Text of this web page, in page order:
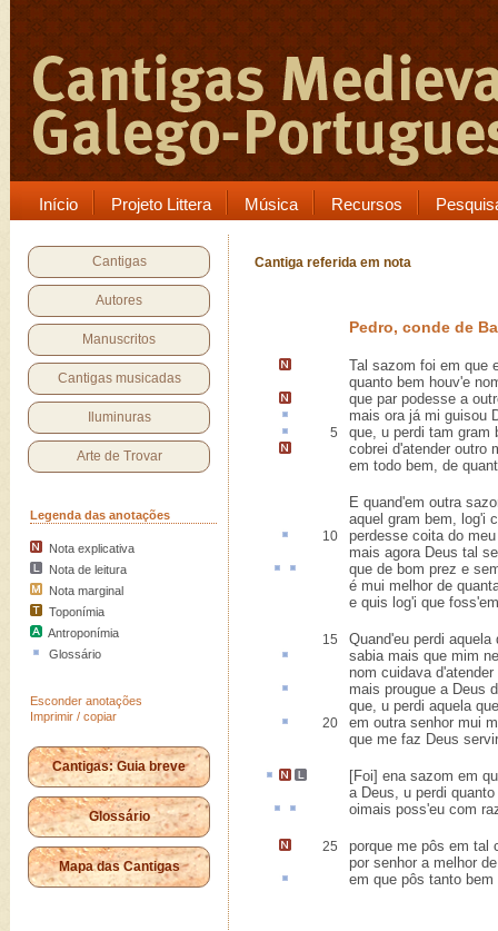
Início Projeto Littera Música Recursos
Cantigas
Autores
Manuscritos
Cantigas musicadas
Iluminuras
Arte de Trovar
Legenda das anotações
Nota explicativa
Nota de leitura
Nota marginal
Toponímia
Antroponímia
Glossário
Esconder anotações
Imprimir / copiar
Cantigas: Guia breve
Glossário
Mapa das Cantigas
Cantiga referida em nota
Pedro, conde de
Tal sazom foi em que
quanto bem houv'e
que par podesse a
mais ora já mi guisou
5 que, u perdi tam gram
cobrei d'atender outro
em todo bem, de
E quand'em outra
aquel gram bem, log'i
10 perdesse coitado meu
mais agora Deus tal
que de bom prez e
é mui melhor de
e quis log'i que
15
Quand'eu perdi aquela
sabia mais que mim
nom cuidava
mais prougue a Deus
que, u perdi aquela
20
em outra senhor mui
que me faz Deus
[Foi] ena sazom em
a Deus, u perdi
oimais poss'eu com
25
porque me pôs em tal
por senhor a melhor
em que pôs tanto